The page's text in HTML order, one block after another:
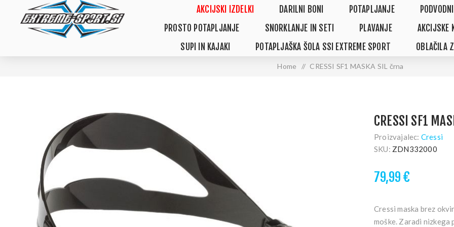
AKCIJSKI IZDELKI DARILNI BONI POTAPLJANJE
PROSTO POTAPLJANJE
SNORKLANJE IN SETI PLAVANJE
AKCIJSKE
SUPI IN KAJAKI
POTAPLJAŠKA ŠOLA SSI EXTREME SPORT OBLAČILA
Home / CRESSI SF1 MASKA SIL črna
CRESSI SF1
Proizvajalec: Cressi
SKU: ZDN332000
79,99 €
Cressi maska brez
moške. Zaradi